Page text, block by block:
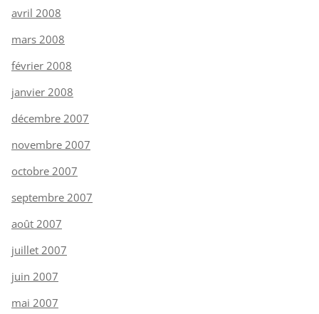
avril 2008
mars 2008
février 2008
janvier 2008
décembre 2007
novembre 2007
octobre 2007
septembre 2007
août 2007
juillet 2007
juin 2007
mai 2007